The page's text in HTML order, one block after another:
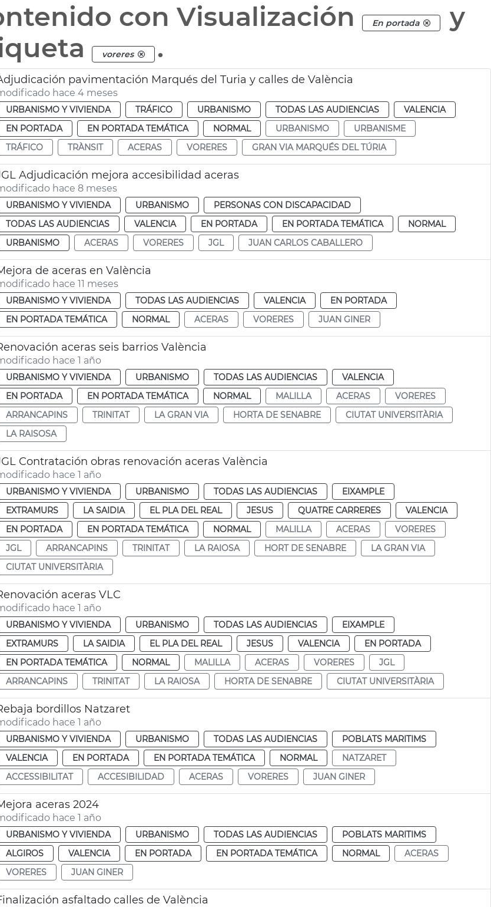
con Visualización En portada
y
voreres .
pavimentación Marqués del Turia y calles de València
hace 4 meses
URBANISMO Y VIVIENDA TRÁFICO URBANISMO TODAS LAS AUDIENCIAS
VALENCIA
EN PORTADA
EN PORTADA TEMÁTICA NORMAL URBANISMO
URBANISME
TRÁFICO
TRÀNSIT ACERAS VORERES GRAN VIA MARQUÉS DEL TÚRIA
Adjudicación mejora accesibilidad aceras
hace 8 meses
URBANISMO Y VIVIENDA URBANISMO
PERSONAS CON DISCAPACIDAD
TODAS LAS AUDIENCIAS
VALENCIA EN PORTADA EN PORTADA TEMÁTICA
NORMAL
URBANISMO
ACERAS VORERES JGL JUAN CARLOS CABALLERO
de aceras en València
hace 11 meses
URBANISMO Y VIVIENDA TODAS LAS AUDIENCIAS VALENCIA
EN PORTADA
EN PORTADA TEMÁTICA
NORMAL ACERAS VORERES JUAN GINER
aceras seis barrios València
hace 1 año
URBANISMO Y VIVIENDA URBANISMO TODAS LAS AUDIENCIAS
VALENCIA
EN PORTADA
EN PORTADA TEMÁTICA NORMAL MALILLA ACERAS
VORERES
ARRANCAPINS
TRINITAT LA GRAN VIA HORTA DE SENABRE
CIUTAT UNIVERSITÀRIA
LA RAISOSA
Contratación obras renovación aceras València
hace 1 año
URBANISMO Y VIVIENDA URBANISMO TODAS LAS AUDIENCIAS
EIXAMPLE
EXTRAMURS
LA SAIDIA EL PLA DEL REAL JESUS QUATRE CARRERES
VALENCIA
EN PORTADA
EN PORTADA TEMÁTICA NORMAL MALILLA ACERAS
VORERES
JGL
ARRANCAPINS TRINITAT LA RAIOSA HORT DE SENABRE
LA GRAN VIA
CIUTAT UNIVERSITÀRIA
aceras VLC
hace 1 año
URBANISMO Y VIVIENDA URBANISMO TODAS LAS AUDIENCIAS
EIXAMPLE
EXTRAMURS
LA SAIDIA EL PLA DEL REAL JESUS VALENCIA
EN PORTADA
EN PORTADA TEMÁTICA
NORMAL MALILLA ACERAS VORERES
JGL
ARRANCAPINS
TRINITAT LA RAIOSA HORTA DE SENABRE CIUTAT UNIVERSITÀRIA
bordillos Natzaret
hace 1 año
URBANISMO Y VIVIENDA URBANISMO TODAS LAS AUDIENCIAS
POBLATS MARITIMS
VALENCIA
EN PORTADA EN PORTADA TEMÁTICA NORMAL
NATZARET
ACCESSIBILITAT
ACCESIBILIDAD ACERAS VORERES JUAN GINER
aceras 2024
hace 1 año
URBANISMO Y VIVIENDA URBANISMO TODAS LAS AUDIENCIAS
POBLATS MARITIMS
ALGIROS
VALENCIA EN PORTADA EN PORTADA TEMÁTICA NORMAL
ACERAS
VORERES
JUAN GINER
asfaltado calles de València